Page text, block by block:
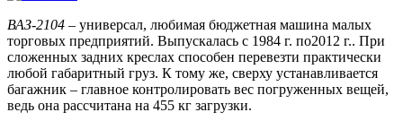
ВАЗ-2104 – универсал, любимая бюджетная машина малых
торговых предприятий. Выпускалась с 1984 г. по2012 г.. При
сложенных задних креслах способен перевезти практически
любой габаритный груз. К тому же, сверху устанавливается
багажник – главное контролировать вес погруженных вещей,
ведь она рассчитана на 455 кг загрузки.